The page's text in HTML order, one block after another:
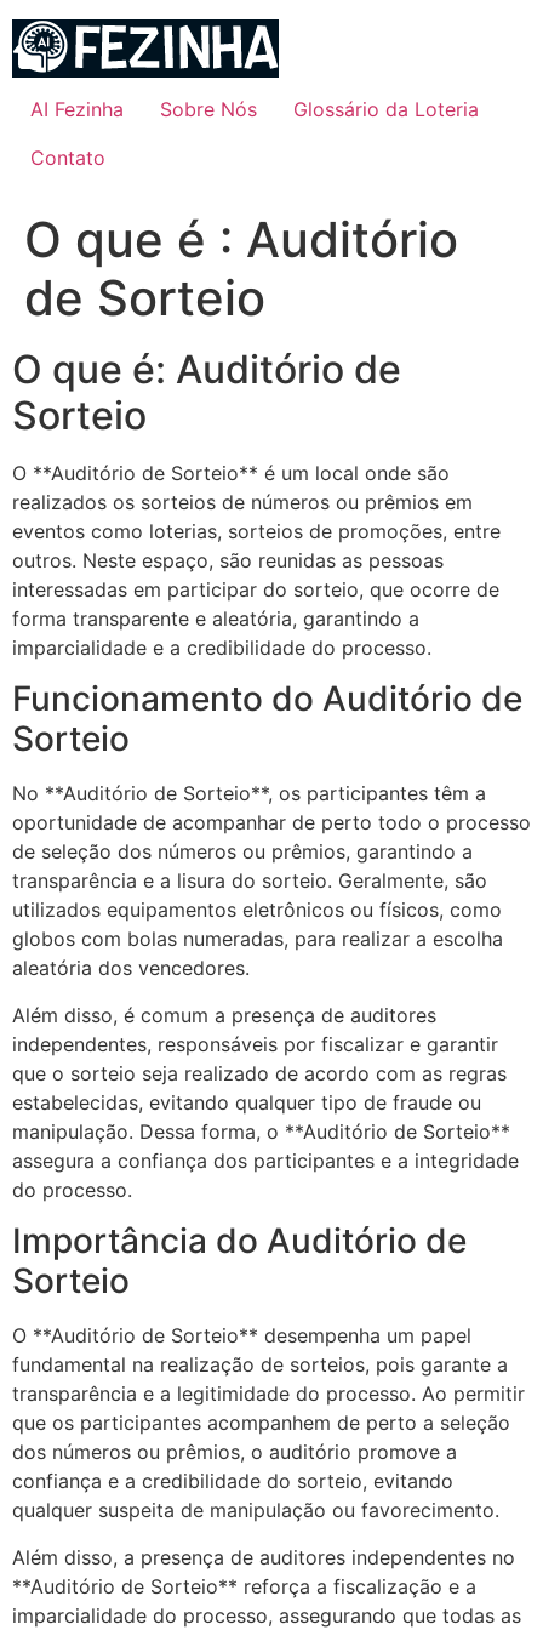
para
conteúdo
AI Fezinha Sobre Nós
Glossário da Loteria
Contato
O que é : Auditório
de Sorteio
O que é: Auditório de
Sorteio
O **Auditório de Sorteio** é um local onde são
realizados os sorteios de números ou prêmios em
eventos como loterias, sorteios de promoções, entre
outros. Neste espaço, são reunidas as pessoas
interessadas em participar do sorteio, que ocorre de
forma transparente e aleatória, garantindo a
imparcialidade e a credibilidade do processo.
Funcionamento do Auditório de
Sorteio
No **Auditório de Sorteio**, os participantes têm a
oportunidade de acompanhar de perto todo o processo
de seleção dos números ou prêmios, garantindo a
transparência e a lisura do sorteio. Geralmente, são
utilizados equipamentos eletrônicos ou físicos, como
globos com bolas numeradas, para realizar a escolha
aleatória dos vencedores.
Além disso, é comum a presença de auditores
independentes, responsáveis por fiscalizar e garantir
que o sorteio seja realizado de acordo com as regras
estabelecidas, evitando qualquer tipo de fraude ou
manipulação. Dessa forma, o **Auditório de Sorteio**
assegura a confiança dos participantes e a integridade
do processo.
Importância do Auditório de
Sorteio
O **Auditório de Sorteio** desempenha um papel
fundamental na realização de sorteios, pois garante a
transparência e a legitimidade do processo. Ao permitir
que os participantes acompanhem de perto a seleção
dos números ou prêmios, o auditório promove a
confiança e a credibilidade do sorteio, evitando
qualquer suspeita de manipulação ou favorecimento.
Além disso, a presença de auditores independentes no
**Auditório de Sorteio** reforça a fiscalização e a
imparcialidade do processo, assegurando que todas as